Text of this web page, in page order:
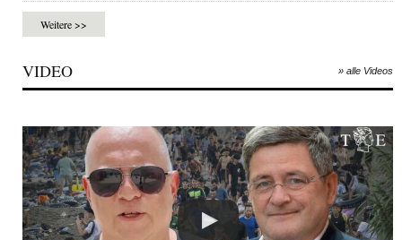
Weitere >>
VIDEO » alle Videos